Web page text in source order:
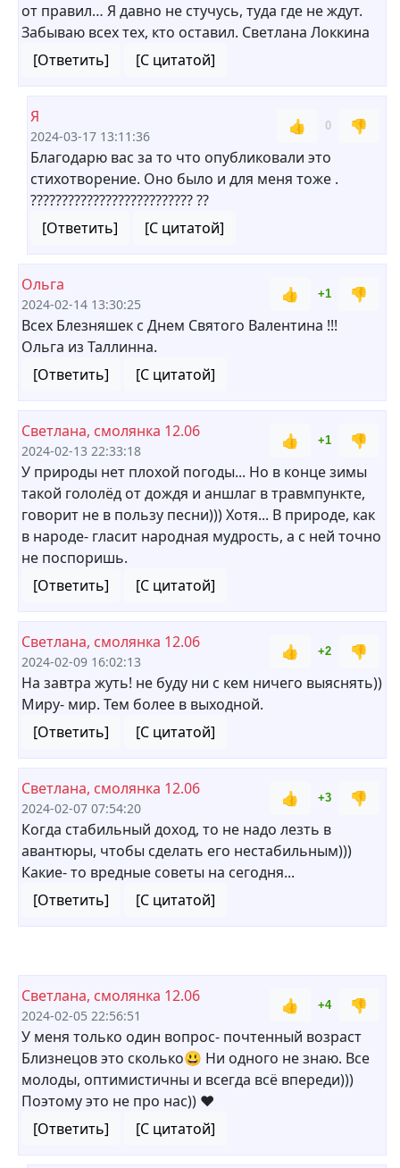
от правил… Я давно не стучусь, туда где не ждут.
Забываю всех тех, кто оставил. Светлана Локкина
[Ответить]
[С цитатой]
Я
2024-03-17 13:11:36
👍 0
👎
Благодарю вас за то что опубликовали это
стихотворение. Оно было и для меня тоже .
?????????????????????????? ??
[Ответить]
[С цитатой]
Ольга
2024-02-14 13:30:25
👍 +1
👎
Всех Блезняшек с Днем Святого Валентина !!!
Ольга из Таллинна.
[Ответить]
[С цитатой]
Светлана, смолянка 12.06
2024-02-13 22:33:18
👍 +1
👎
У природы нет плохой погоды... Но в конце зимы
такой гололёд от дождя и аншлаг в травмпункте,
говорит не в пользу песни))) Хотя... В природе, как
в народе- гласит народная мудрость, а с ней точно
не поспоришь.
[Ответить]
[С цитатой]
Светлана, смолянка 12.06
2024-02-09 16:02:13
👍 +2
👎
На завтра жуть! не буду ни с кем ничего выяснять))
Миру- мир. Тем более в выходной.
[Ответить]
[С цитатой]
Светлана, смолянка 12.06
2024-02-07 07:54:20
👍 +3
👎
Когда стабильный доход, то не надо лезть в
авантюры, чтобы сделать его нестабильным)))
Какие- то вредные советы на сегодня...
[Ответить]
[С цитатой]
Светлана, смолянка 12.06
2024-02-05 22:56:51
👍 +4
👎
У меня только один вопрос- почтенный возраст
Близнецов это сколько😃 Ни одного не знаю. Все
молоды, оптимистичны и всегда всё впереди)))
Поэтому это не про нас)) ❤
[Ответить]
[С цитатой]